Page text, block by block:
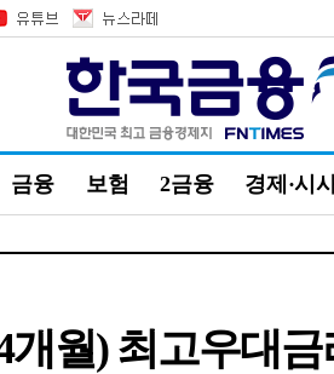
금융 보험 2금융 경제·시
개월) 최고우대